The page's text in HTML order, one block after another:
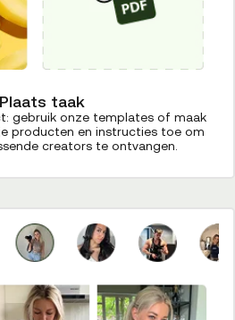
Plaats taak
gebruik onze templates of maak
producten en instructies toe om
creators te ontvangen.